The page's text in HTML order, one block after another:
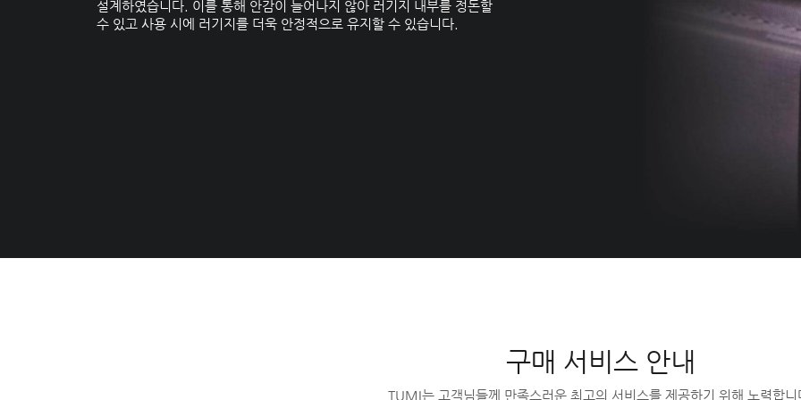
설계하였습니다. 이를 통해 안감이 늘어나지 않아 러기지 내부를 정돈할
수 있고 사용 시에 러기지를 더욱 안정적으로 유지할 수 있습니다.
구매 서비스 안내
TUMI는 고객님들께 만족스러운 최고의 서비스를 제공하기 위해 노력합니